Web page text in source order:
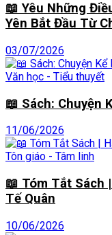
📖 Yêu Những
Yên Bắt Đầu Từ
03/07/2026
Văn học - Tiểu thuyết
📖 Sách: Chuyện
11/06/2026
Tôn giáo - Tâm linh
📖 Tóm Tắt Sách
Tế Quân
10/06/2026